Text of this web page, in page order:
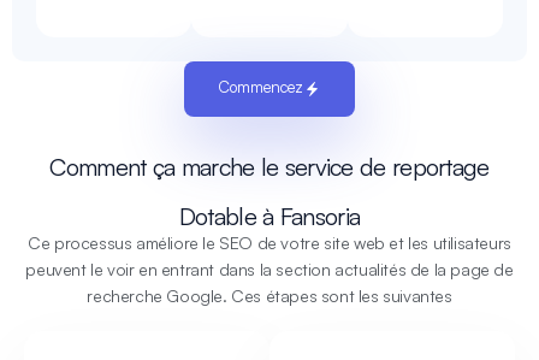
Commencez
Comment ça marche le service de reportage
Dotable à Fansoria
Ce processus améliore le SEO de votre site web et les utilisateurs
peuvent le voir en entrant dans la section actualités de la page de
recherche Google. Ces étapes sont les suivantes